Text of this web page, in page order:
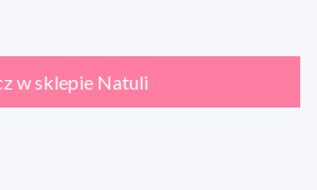
w sklepie Natuli